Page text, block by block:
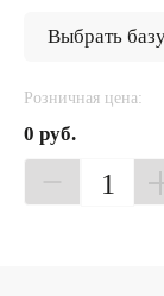
Розничная цена:
0 руб.
1